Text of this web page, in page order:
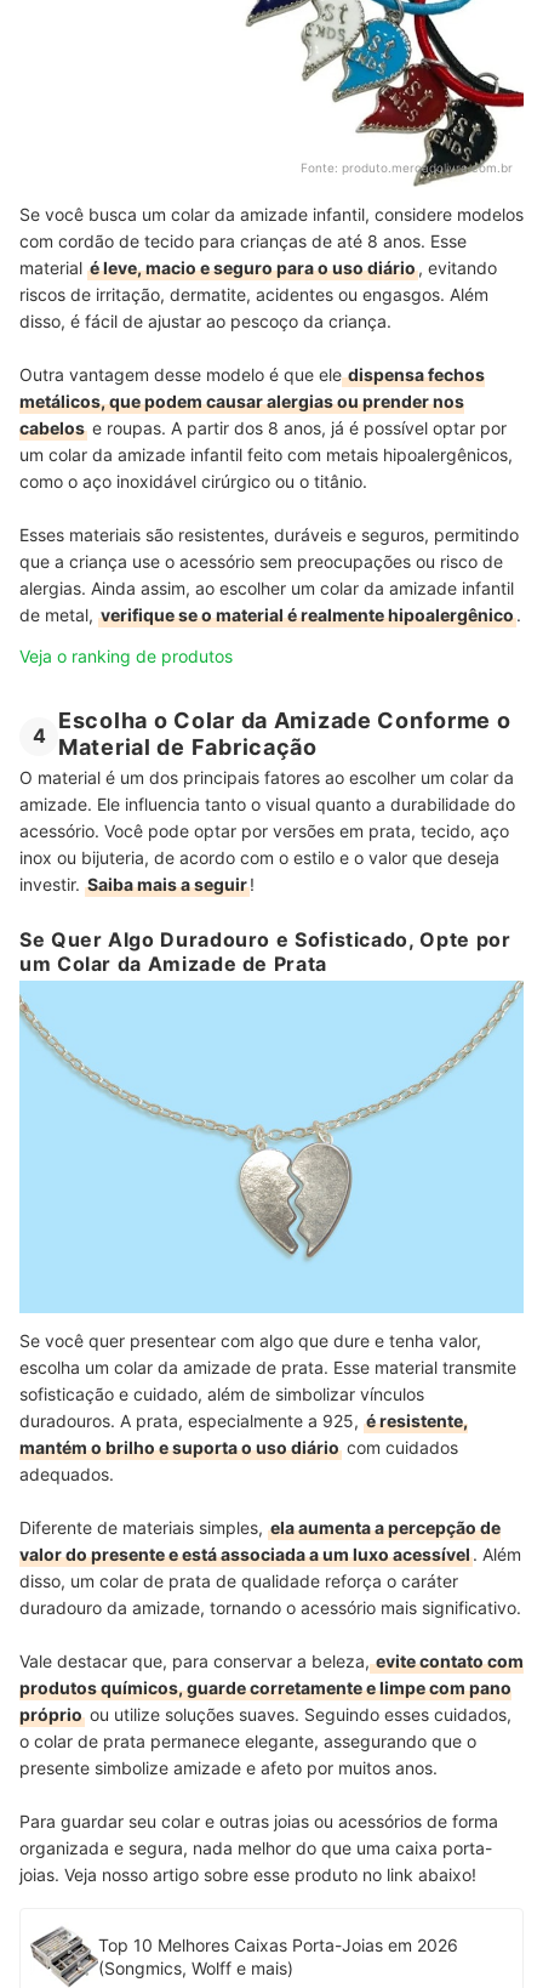
Fonte: produto.mercadolivre.com.br
Se você busca um colar da amizade infantil, considere modelos
com cordão de tecido para crianças de até 8 anos. Esse
material é leve, macio e seguro para o uso diário, evitando
riscos de irritação, dermatite, acidentes ou engasgos. Além
disso, é fácil de ajustar ao pescoço da criança.
Outra vantagem desse modelo é que eledispensa fechos
metálicos, que podem causar alergias ou prender nos
cabelos e roupas. A partir dos 8 anos, já é possível optar por
um colar da amizade infantil feito com metais hipoalergênicos,
como o aço inoxidável cirúrgico ou o titânio.
Esses materiais são resistentes, duráveis e seguros, permitindo
que a criança use o acessório sem preocupações ou risco de
alergias. Ainda assim, ao escolher um colar da amizade infantil
de metal, verifique se o material é realmente hipoalergênico.
Veja o ranking de produtos
4
Escolha o Colar da Amizade Conforme o
Material de Fabricação
O material é um dos principais fatores ao escolher um colar da
amizade. Ele influencia tanto o visual quanto a durabilidade do
acessório. Você pode optar por versões em prata, tecido, aço
inox ou bijuteria, de acordo com o estilo e o valor que deseja
investir. Saiba mais a seguir!
Se Quer Algo Duradouro e Sofisticado, Opte por
um Colar da Amizade de Prata
Se você quer presentear com algo que dure e tenha valor,
escolha um colar da amizade de prata. Esse material transmite
sofisticação e cuidado, além de simbolizar vínculos
duradouros. A prata, especialmente a 925, é resistente,
mantém o brilho e suporta o uso diário com cuidados
adequados.
Diferente de materiais simples, ela aumenta a percepção de
valor do presente e está associada a um luxo acessível. Além
disso, um colar de prata de qualidade reforça o caráter
duradouro da amizade, tornando o acessório mais significativo.
Vale destacar que, para conservar a beleza,evite contato com
produtos químicos, guarde corretamente e limpe com pano
próprio ou utilize soluções suaves. Seguindo esses cuidados,
o colar de prata permanece elegante, assegurando que o
presente simbolize amizade e afeto por muitos anos.
Para guardar seu colar e outras joias ou acessórios de forma
organizada e segura, nada melhor do que uma caixa porta-
joias. Veja nosso artigo sobre esse produto no link abaixo!
Top 10 Melhores Caixas Porta-Joias em 2026
(Songmics, Wolff e mais)